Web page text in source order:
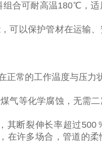
合可耐高温180℃，适
可以保护管材在运输
正常的工作温度与压力
气等化学腐蚀，无需
其断裂伸长率超过500
在许多场合，管道的